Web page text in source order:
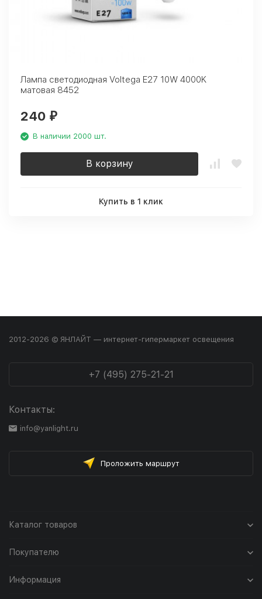
Лампа светодиодная Voltega E27 10W 4000K
матовая 8452
240 ₽
В наличии 2000 шт.
В корзину
Купить в 1 клик
2012-2026 © ЯНЛАЙТ — интернет-гипермаркет освещения
+7 (495) 275-21-21
Контакты:
info@yanlight.ru
Проложить маршрут
Каталог товаров
Покупателю
Информация